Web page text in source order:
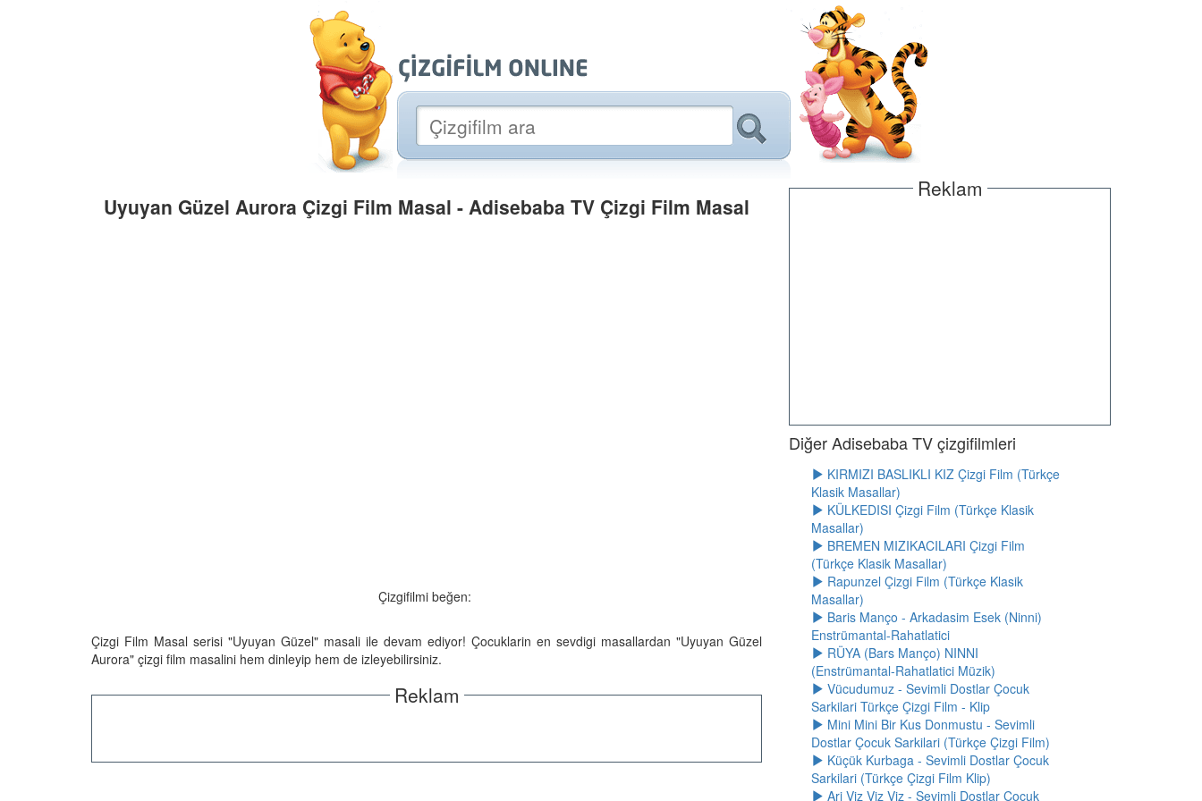
Uyuyan Güzel Aurora Çizgi Film Masal - Adisebaba TV Çizgi Film Masal
Çizgifilmi beğen:
Çizgi Film Masal serisi "Uyuyan Güzel" masali ile devam ediyor! Çocuklarin en sevdigi masallardan "Uyuyan Güzel
Aurora" çizgi film masalini hem dinleyip hem de izleyebilirsiniz.
Reklam
Reklam
Diğer Adisebaba TV çizgifilmleri
KIRMIZI BASLIKLI KIZ Çizgi Film (Türkçe
Klasik Masallar)
KÜLKEDISI Çizgi Film (Türkçe Klasik
Masallar)
BREMEN MIZIKACILARI Çizgi Film
(Türkçe Klasik Masallar)
Rapunzel Çizgi Film (Türkçe Klasik
Masallar)
Baris Manço - Arkadasim Esek (Ninni)
Enstrümantal-Rahatlatici
RÜYA (Bars Manço) NINNI
(Enstrümantal-Rahatlatici Müzik)
Vücudumuz - Sevimli Dostlar Çocuk
Sarkilari Türkçe Çizgi Film - Klip
Mini Mini Bir Kus Donmustu - Sevimli
Dostlar Çocuk Sarkilari (Türkçe Çizgi Film)
Küçük Kurbaga - Sevimli Dostlar Çocuk
Sarkilari (Türkçe Çizgi Film Klip)
Ari Viz Viz Viz - Sevimli Dostlar Çocuk